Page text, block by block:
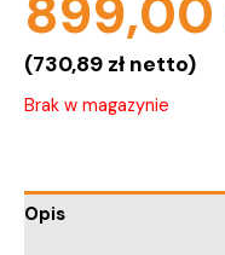
899,00
(730,89 zł netto)
Brak w magazynie
Opis